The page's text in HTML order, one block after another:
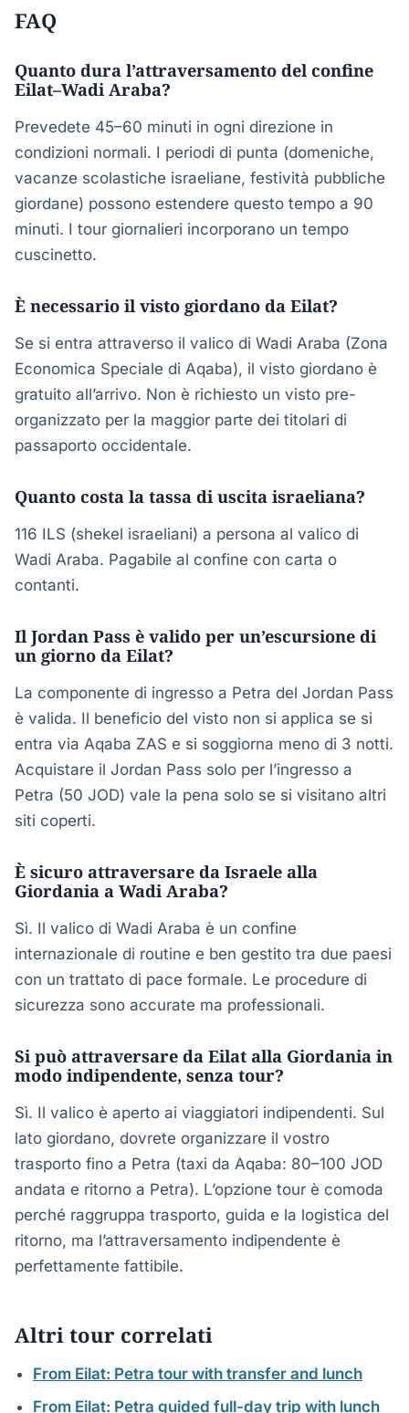
FAQ
Quanto dura l’attraversamento del confine
Eilat–Wadi Araba?
Prevedete 45–60 minuti in ogni direzione in
condizioni normali. I periodi di punta (domeniche,
vacanze scolastiche israeliane, festività pubbliche
giordane) possono estendere questo tempo a 90
minuti. I tour giornalieri incorporano un tempo
cuscinetto.
È necessario il visto giordano da Eilat?
Se si entra attraverso il valico di Wadi Araba (Zona
Economica Speciale di Aqaba), il visto giordano è
gratuito all’arrivo. Non è richiesto un visto pre-
organizzato per la maggior parte dei titolari di
passaporto occidentale.
Quanto costa la tassa di uscita israeliana?
116 ILS (shekel israeliani) a persona al valico di
Wadi Araba. Pagabile al confine con carta o
contanti.
Il Jordan Pass è valido per un’escursione di
un giorno da Eilat?
La componente di ingresso a Petra del Jordan Pass
è valida. Il beneficio del visto non si applica se si
entra via Aqaba ZAS e si soggiorna meno di 3 notti.
Acquistare il Jordan Pass solo per l’ingresso a
Petra (50 JOD) vale la pena solo se si visitano altri
siti coperti.
È sicuro attraversare da Israele alla
Giordania a Wadi Araba?
Sì. Il valico di Wadi Araba è un confine
internazionale di routine e ben gestito tra due paesi
con un trattato di pace formale. Le procedure di
sicurezza sono accurate ma professionali.
Si può attraversare da Eilat alla Giordania in
modo indipendente, senza tour?
Sì. Il valico è aperto ai viaggiatori indipendenti. Sul
lato giordano, dovrete organizzare il vostro
trasporto fino a Petra (taxi da Aqaba: 80–100 JOD
andata e ritorno a Petra). L’opzione tour è comoda
perché raggruppa trasporto, guida e la logistica del
ritorno, ma l’attraversamento indipendente è
perfettamente fattibile.
Altri tour correlati
From Eilat: Petra tour with transfer and lunch
From Eilat: Petra guided full-day trip with lunch